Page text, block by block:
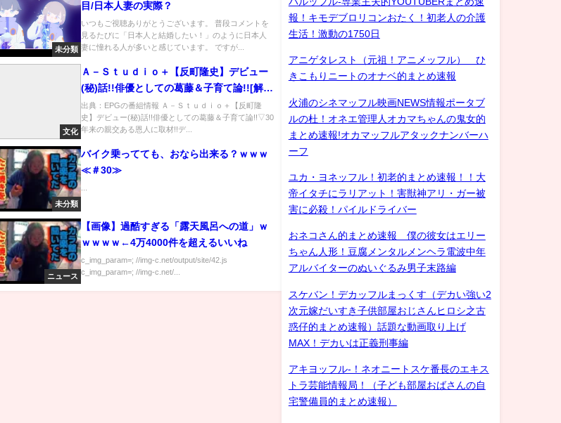
未分類
目/日本人妻の実際？
いつもご視聴ありがとうございます。 普段コメントを
見るたびに「日本人と結婚したい！」のように日本人
妻に憧れる人が多いと感じています。 ですが...
文化
Ａ－Ｓｔｕｄｉｏ＋【反町隆史】デビュー
(秘)話!!俳優としての葛藤＆子育て論!![解]
[字]…の番組内容解析まとめ
出典：EPGの番組情報 Ａ－Ｓｔｕｄｉｏ＋【反町隆
史】デビュー(秘)話!!俳優としての葛藤＆子育て論!!▽30
年来の親交ある恩人に取材!!デ...
未分類
バイク乗ってても、おなら出来る？ｗｗｗ
≪＃30≫
ニュース
【画像】過酷すぎる「露天風呂への道」ｗ
ｗｗｗｗ←4万4000件を超えるいいね
c_img_param=; //img-c.net/output/site/42.js
c_img_param=; //img-c.net/...
報！キモデブロリコンおたく！初老人の介護
生活！激動の1750日
アニゲタレスト（元祖！アニメッフル） ひ
きこもりニートのオナベ的まとめ速報
火浦のシネマッフル映画NEWS情報ポータブ
ルの杜！オネエ管理人オカマちゃんの鬼女的
まとめ速報!オカマッフルアタックナンバーハ
ーフ
ユカ・ヨネッフル！初老的まとめ速報！！大
帝イタチにラリアット！害獣神アリ・ガー被
害に必殺！パイルドライバー
おネコさん的まとめ速報 僕の彼女はエリー
ちゃん人形！豆腐メンタルメンヘラ電波中年
アルバイターのぬいぐるみ男子末路編
スケバン！デカッフルまっくす（デカい強い2
次元嫁だいすき子供部屋おじさんヒロシ之古
惑仔的まとめ速報）話題な動画取り上げ
MAX！デカいは正義刑事編
アキヨッフル-！ネオニートスケ番長のエキス
トラ芸能情報局！（子ども部屋おばさんの自
宅警備員的まとめ速報）